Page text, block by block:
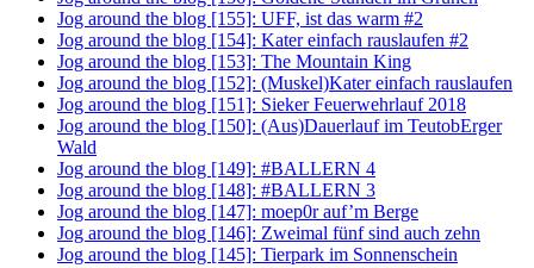
Jog around the blog [155]: UFF, ist das warm #2
Jog around the blog [154]: Kater einfach rauslaufen #2
Jog around the blog [153]: The Mountain King
Jog around the blog [152]: (Muskel)Kater einfach rauslaufen
Jog around the blog [151]: Sieker Feuerwehrlauf 2018
Jog around the blog [150]: (Aus)Dauerlauf im TeutobErger
Wald
Jog around the blog [149]: #BALLERN 4
Jog around the blog [148]: #BALLERN 3
Jog around the blog [147]: moep0r auf’m Berge
Jog around the blog [146]: Zweimal fünf sind auch zehn
Jog around the blog [145]: Tierpark im Sonnenschein